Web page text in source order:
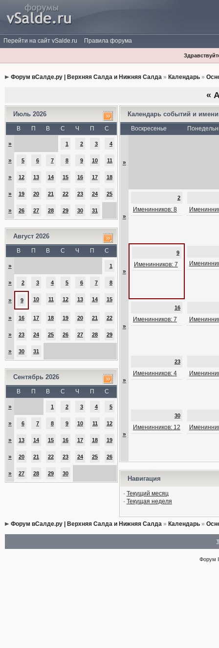
Перейти на сайт vSalde.ru Правила форума
Форум вСалде.ру | Верхняя Салда и Нижняя Салда» Календарь»
«
Июль 2026
В П В С Ч П С
» 1 2 3 4
» 5 6 7 8 9 10 11
» 12 13 14 15 16 17 18
» 19 20 21 22 23 24 25
» 26 27 28 29 30 31
Август 2026
В П В С Ч П С
» 1
» 2 3 4 5 6 7 8
» 9 10 11 12 13 14 15
» 16 17 18 19 20 21 22
» 23 24 25 26 27 28 29
» 30 31
Сентябрь 2026
В П В С Ч П С
» 1 2 3 4 5
» 6 7 8 9 10 11 12
» 13 14 15 16 17 18 19
» 20 21 22 23 24 25 26
» 27 28 29 30
Календарь событий и
Воскресенье
»
»
2
Именинников: 8
»
9
Именинников: 7
»
16
Именинников: 7
»
23
Именинников: 4
»
30
Именинников: 12
Навигация
· Текущий месяц
· Текущая неделя
Форум вСалде.ру | Верхняя Салда и Нижняя Салда» Календарь»
Форум